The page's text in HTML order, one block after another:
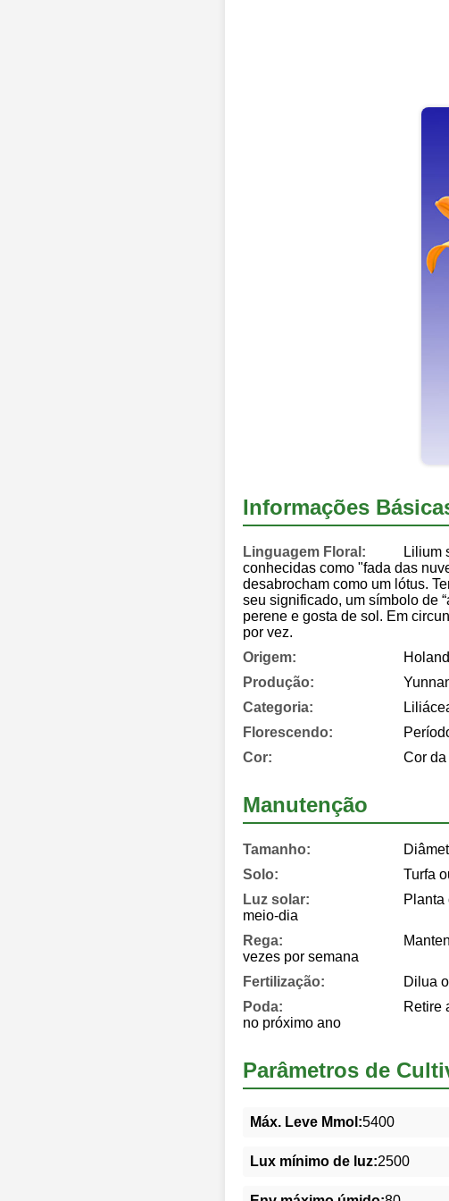
Informações
Linguagem Floral:
Lilium
conhecidas como "fada das
desabrocham como um lótus.
seu significado, um símbolo de
perene e gosta de sol. Em
por vez.
Origem:
Produção:
Categoria:
Florescendo:
Cor:
Cor
Manutenção
Tamanho:
Solo:
Turfa
Luz solar:
Planta
meio-dia
Rega:
vezes por semana
Fertilização:
Dilua
Poda:
Retire
no próximo ano
Parâmetros de
Máx. Leve Mmol:5400
Lux mínimo de luz:2500